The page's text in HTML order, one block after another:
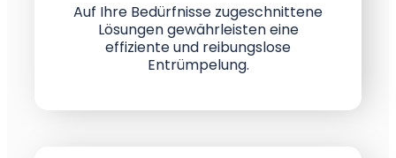
Auf Ihre Bedürfnisse zugeschnittene
Lösungen gewährleisten eine
effiziente und reibungslose
Entrümpelung.